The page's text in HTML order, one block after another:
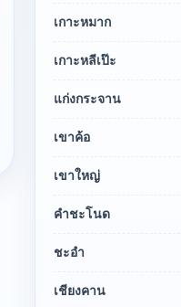
เกาะหมาก
เกาะหลีเป๊ะ
แก่งกระจาน
เขาค้อ
เขาใหญ่
คำชะโนด
ชะอำ
เชียงคาน